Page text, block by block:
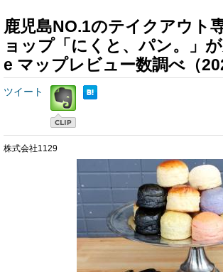
鹿児島NO.1のテイクアウト
ョップ「にくと、パン。」
e マップレビュー数調べ（
ツイート
株式会社1129